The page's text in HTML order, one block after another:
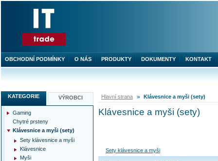
Hlavní strana Klávesnice a myši (sety)
Klávesnice a myši (sety)
Sety klávesnice a myši
KATEGORIE VÝROBCI
Gaming
Chytré prsteny
Klávesnice a myši (sety)
Sety klávesnice a myši
Klávesnice
Myši
OBCHODNÍ PODMÍNKY O NÁS PRODUKTY DOKUMENTY KONTAKT